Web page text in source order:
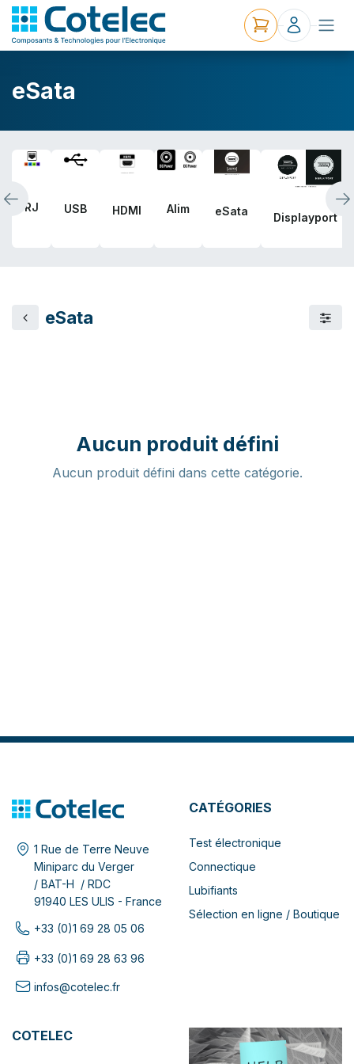
eSata
RJ USB HDMI Alim eSata Displayport
eSata
Aucun produit défini
Aucun produit défini dans cette catégorie.
1 Rue de Terre Neuve
Miniparc du Verger
/ BAT-H / RDC
91940 LES ULIS - France
+33 (0)1 69 28 05 06
+33 (0)1 69 28 63 96
infos@cotelec.fr
CATÉGORIES
Test électronique
Connectique
Lubifiants
Sélection en ligne / Boutique
COTELEC